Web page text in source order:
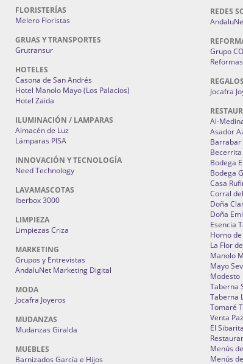
FLORISTERÍAS
Melero Floristas
GRUAS Y TRANSPORTES
Grutransur
HOTELES
Casona de San Andrés
Hotel Manolo Mayo (Los Palacios)
Hotel Zaida
ILUMINACIÓN / LAMPARAS
Almacén de Luz
Lámparas PISA
INNOVACIÓN Y TECNOLOGÍA
Need Technology
LAVAMASCOTAS
Iberbox 3000
LIMPIEZA
Limpiezas Criza
MARKETING
Grupos y Entrevistas
AndaluNet Marketing Digital
MODA
Jocafra Joyeros
MUDANZAS
Mudanzas Giralda
MUEBLES
Barnizados García e Hijos
REDES
Grupo
Jocafra
Al-
Asador
Becerrita
Bodega
Bodega
Casa
Corral
Doña
Doña
Esencia
Horno
La Flor
Manolo
Mayo
Modesto
Taberna
Taberna
Tomaré
Venta
El
Menús
Menús